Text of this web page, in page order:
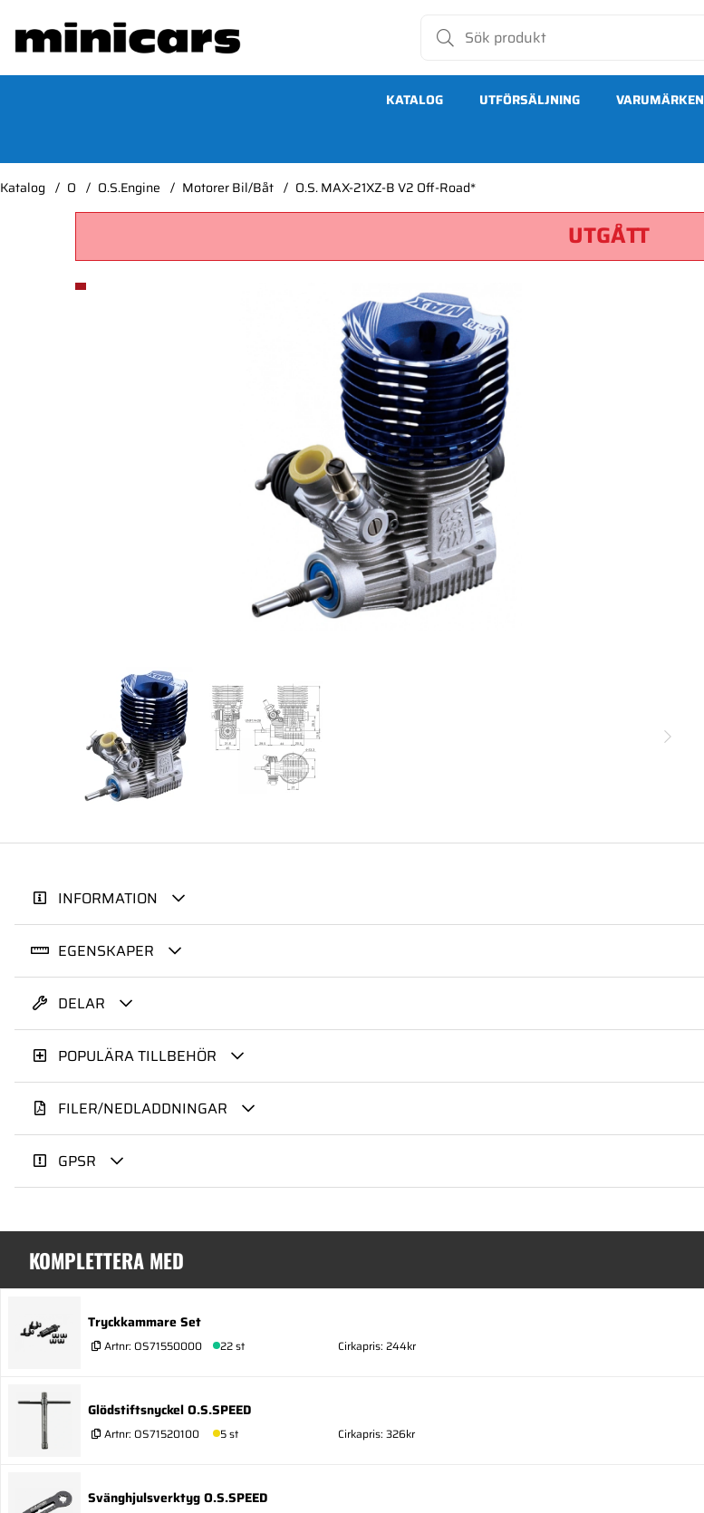
KATALOG UTFÖRSÄLJNING VARUMÄRKEN
Katalog O O.S.Engine Motorer Bil/Båt O.S. MAX-21XZ-B V2 Off-Road*
UTGÅTT
Produktbilder O.S. MAX-21XZ-B V2 Off-Road*
INFORMATION
EGENSKAPER
DELAR
POPULÄRA TILLBEHÖR
FILER/NEDLADDNINGAR
GPSR
KOMPLETTERA MED
Tryckkammare Set
Artnr: OS71550000 22 st Cirkapris: 244kr
Glödstiftsnyckel O.S.SPEED
Artnr: OS71520100 5 st Cirkapris: 326kr
Svänghjulsverktyg O.S.SPEED